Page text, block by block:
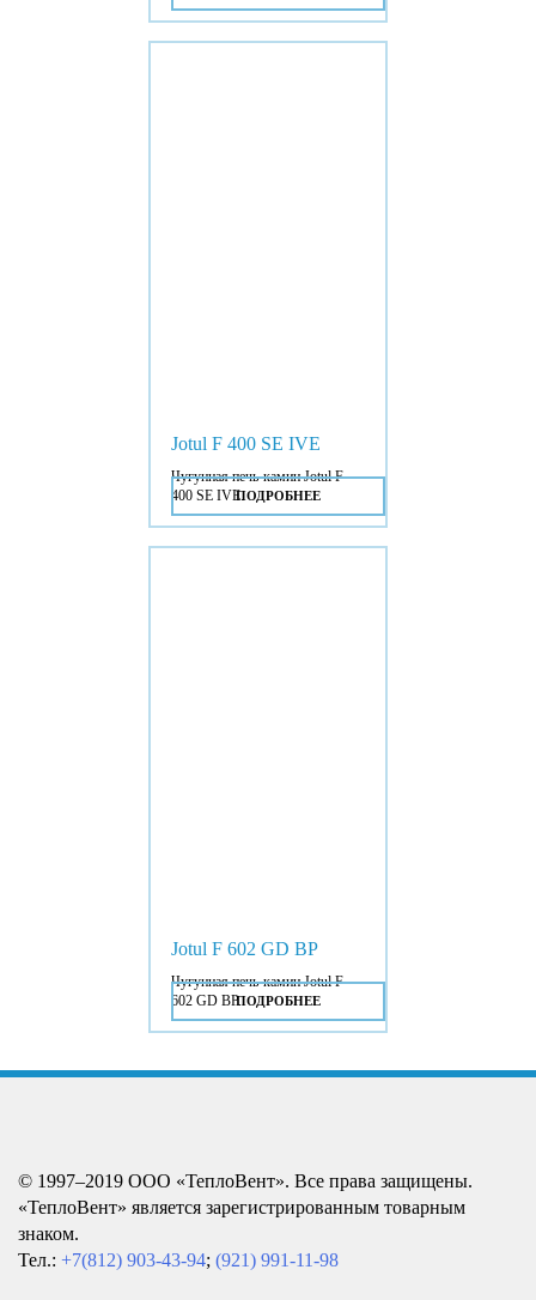
Jotul F 400 SE IVE
Чугунная печь-камин Jotul F
400 SE IVE.ПОДРОБНЕЕ
Jotul F 602 GD BP
Чугунная печь-камин Jotul F
602 GD BP.ПОДРОБНЕЕ
© 1997–2019 ООО «ТеплоВент». Все права защищены.
«ТеплоВент» является зарегистрированным товарным
знаком.
Тел.: +7(812) 903-43-94; (921) 991-11-98